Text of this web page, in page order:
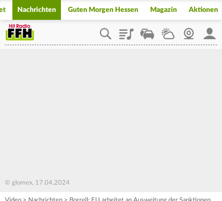
Nachrichten Guten Morgen Hessen Magazin Aktionen
PlaylistStaupilotWetterWebcam
© glomex, 17.04.2024